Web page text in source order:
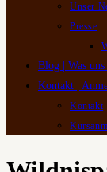
Unser
Presse
Blog | Was
Kontakt |
Kontakt